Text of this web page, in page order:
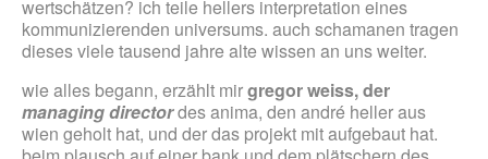
wertschätzen? ich teile hellers interpretation eines
kommunizierenden universums. auch schamanen tragen
dieses viele tausend jahre alte wissen an uns weiter.
wie alles begann, erzählt mirgregor weiss, der
managing directordes anima, den andré heller aus
wien geholt hat, und der das projekt mit aufgebaut hat.